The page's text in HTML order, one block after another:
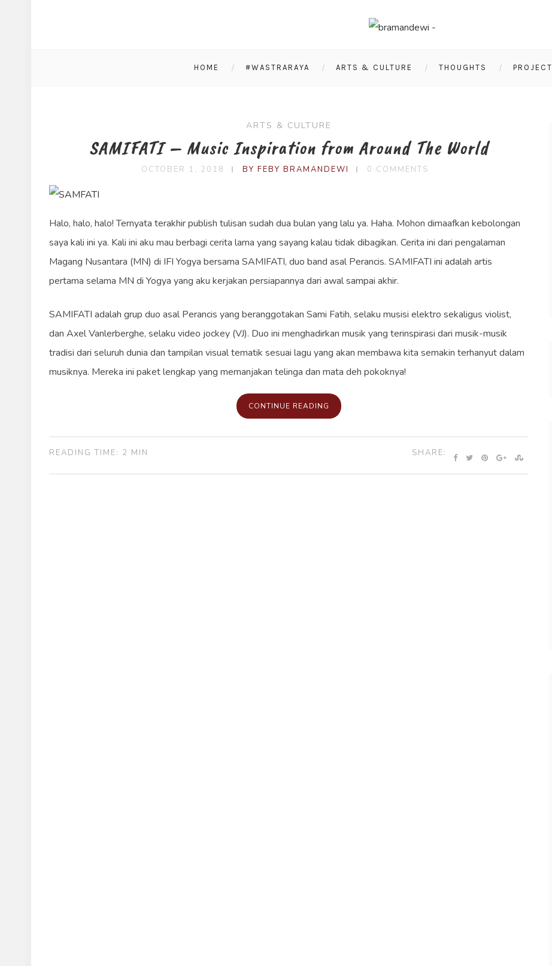
HOME #WASTRARAYA ARTS & CULTURE THOUGHTS PROJECT
ARTS & CULTURE
SAMIFATI – Music Inspiration from Around The World
OCTOBER 1, 2018 BY FEBY BRAMANDEWI 0 COMMENTS
Halo, halo, halo! Ternyata terakhir publish tulisan sudah dua bulan yang lalu ya. Haha. Mohon dimaafkan kebolongan
saya kali ini ya. Kali ini aku mau berbagi cerita lama yang sayang kalau tidak dibagikan. Cerita ini dari pengalaman
Magang Nusantara (MN) di IFI Yogya bersama SAMIFATI, duo band asal Perancis. SAMIFATI ini adalah artis
pertama selama MN di Yogya yang aku kerjakan persiapannya dari awal sampai akhir.
SAMIFATI adalah grup duo asal Perancis yang beranggotakan Sami Fatih, selaku musisi elektro sekaligus violist,
dan Axel Vanlerberghe, selaku video jockey (VJ). Duo ini menghadirkan musik yang terinspirasi dari musik-musik
tradisi dari seluruh dunia dan tampilan visual tematik sesuai lagu yang akan membawa kita semakin terhanyut dalam
musiknya. Mereka ini paket lengkap yang memanjakan telinga dan mata deh pokoknya!
CONTINUE READING
SHARE:
READING TIME: 2 MIN